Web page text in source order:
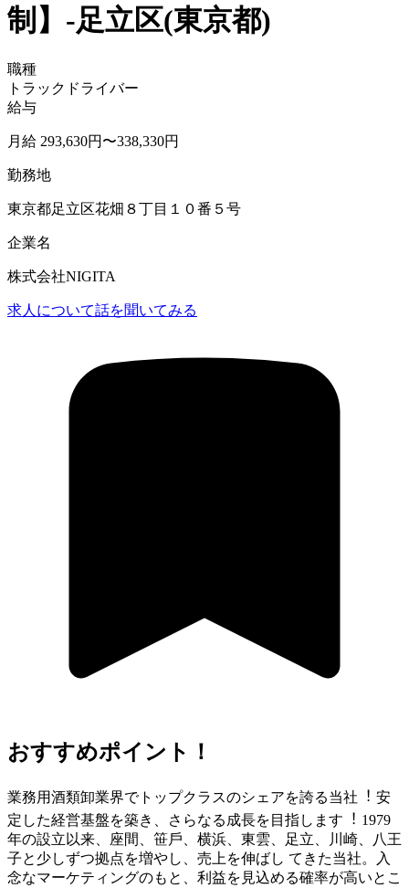
制】-足立区(東京都)
職種
トラックドライバー
給与
月給 293,630円〜338,330円
勤務地
東京都足立区花畑８丁目１０番５号
企業名
株式会社NIGITA
求人について話を聞いてみる
おすすめポイント！
業務⽤酒類卸業界でトップクラスのシェアを誇る当社︕ 安
定した経営基盤を築き、さらなる成⻑を⽬指します︕ 1979
年の設⽴以来、座間、笹⼾、横浜、東雲、⾜⽴、川崎、⼋王
⼦と少しずつ拠点を増やし、売上を伸ばし てきた当社。⼊
念なマーケティングのもと、利益を⾒込める確率が⾼いとこ